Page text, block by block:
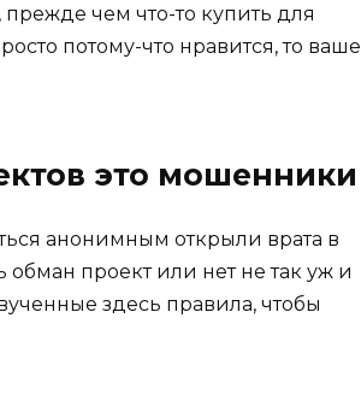
чем что-то купить для
потому-что нравится, то ваше
это мошенники
анонимным открыли врата в
обман проект или нет не так уж и
здесь правила, чтобы